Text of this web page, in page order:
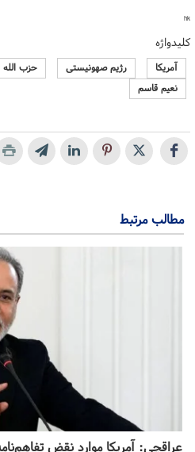
hk
کلیدواژه
آمریکا رژیم صهونیستی حزب الله
نعیم قاسم
مطالب مرتبط
عراقچی: آمریکا موارد نقض